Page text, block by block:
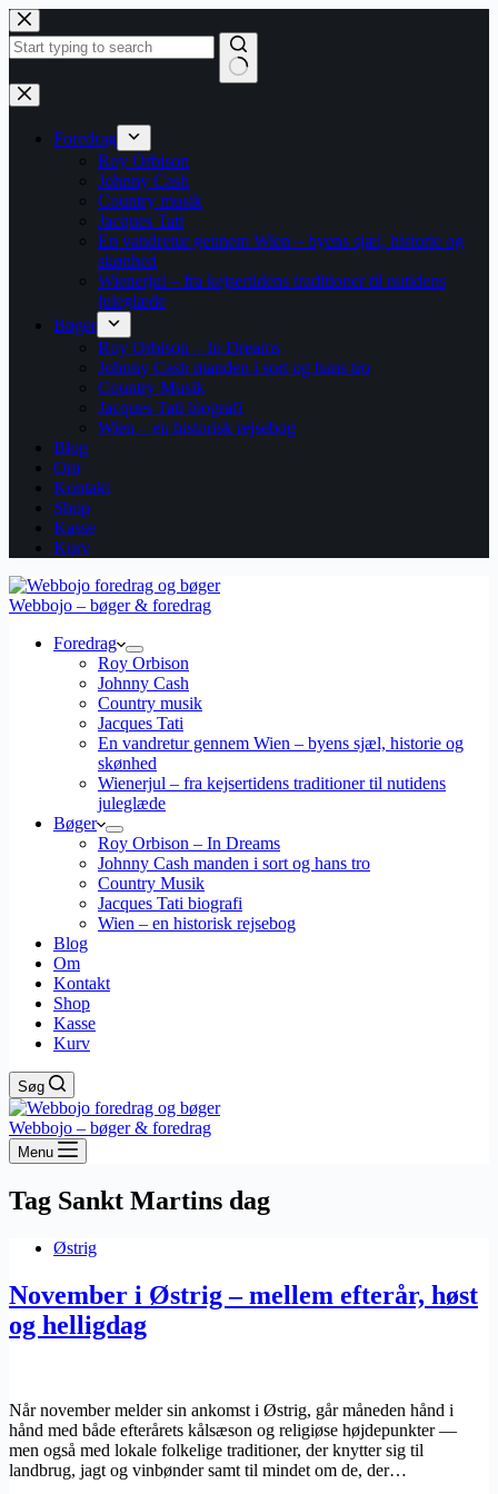
Fortsæt
til
indhold
Ingen
resultater
Foredrag
Roy Orbison
Johnny Cash
Country musik
Jacques Tati
En vandretur gennem Wien – byens sjæl, historie og
skønhed
Wienerjul – fra kejsertidens traditioner til nutidens
juleglæde
Bøger
Roy Orbison – In Dreams
Johnny Cash manden i sort og hans tro
Country Musik
Jacques Tati biografi
Wien – en historisk rejsebog
Blog
Om
Kontakt
Shop
Kasse
Kurv
Webbojo – bøger & foredrag
Foredrag
Roy Orbison
Johnny Cash
Country musik
Jacques Tati
En vandretur gennem Wien – byens sjæl, historie og
skønhed
Wienerjul – fra kejsertidens traditioner til nutidens
juleglæde
Bøger
Roy Orbison – In Dreams
Johnny Cash manden i sort og hans tro
Country Musik
Jacques Tati biografi
Wien – en historisk rejsebog
Blog
Om
Kontakt
Shop
Kasse
Kurv
Søg
Webbojo – bøger & foredrag
Menu
Tag Sankt Martins dag
Østrig
November i Østrig – mellem efterår, høst
og helligdag
Når november melder sin ankomst i Østrig, går måneden hånd i
hånd med både efterårets kålsæson og religiøse højdepunkter —
men også med lokale folkelige traditioner, der knytter sig til
landbrug, jagt og vinbønder samt til mindet om de, der…